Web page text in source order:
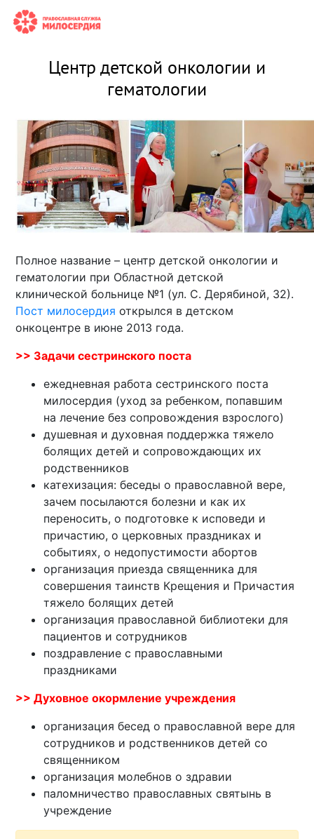
Центр детской онкологии и
гематологии
Полное название – центр детской онкологии и
гематологии при Областной детской
клинической больнице №1 (ул. С. Дерябиной, 32).
Пост милосердия открылся в детском
онкоцентре в июне 2013 года.
>> Задачи сестринского поста
ежедневная работа сестринского поста
милосердия (уход за ребенком, попавшим
на лечение без сопровождения взрослого)
душевная и духовная поддержка тяжело
болящих детей и сопровождающих их
родственников
катехизация: беседы о православной вере,
зачем посылаются болезни и как их
переносить, о подготовке к исповеди и
причастию, о церковных праздниках и
событиях, о недопустимости абортов
организация приезда священника для
совершения таинств Крещения и Причастия
тяжело болящих детей
организация православной библиотеки для
пациентов и сотрудников
поздравление с православными
праздниками
>> Духовное окормление учреждения
организация бесед о православной вере для
сотрудников и родственников детей со
священником
организация молебнов о здравии
паломничество православных святынь в
учреждение